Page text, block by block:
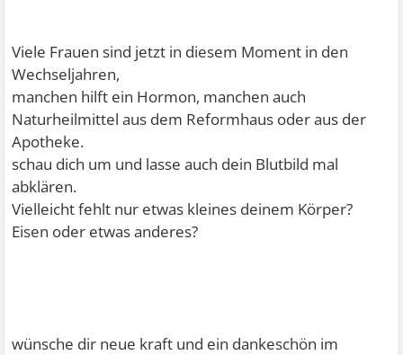
Viele Frauen sind jetzt in diesem Moment in den
Wechseljahren,
manchen hilft ein Hormon, manchen auch
Naturheilmittel aus dem Reformhaus oder aus der
Apotheke.
schau dich um und lasse auch dein Blutbild mal
abklären.
Vielleicht fehlt nur etwas kleines deinem Körper?
Eisen oder etwas anderes?
wünsche dir neue kraft und ein dankeschön im